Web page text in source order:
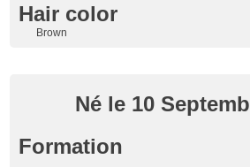
Hair color
Brown
Né le 10
Formation